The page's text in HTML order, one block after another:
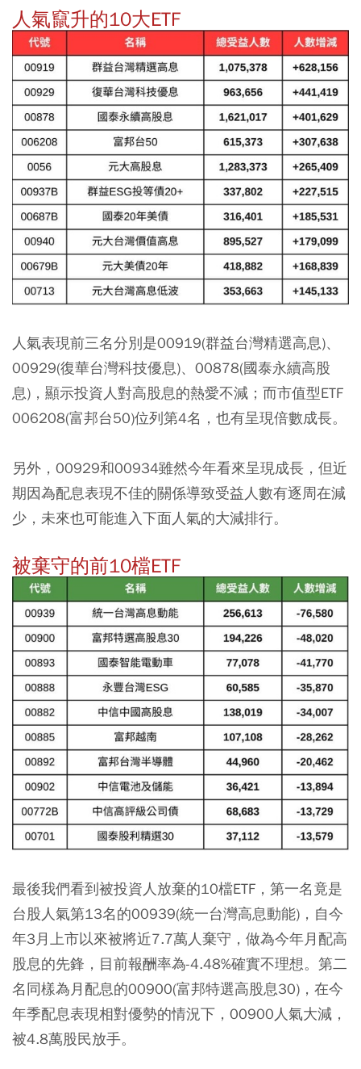
人氣竄升的10大ETF
人氣表現前三名分別是00919(群益台灣精選高息)、
00929(復華台灣科技優息)、00878(國泰永續高股
息)，顯示投資人對高股息的熱愛不減；而市值型ETF
006208(富邦台50)位列第4名，也有呈現倍數成長。
另外，00929和00934雖然今年看來呈現成長，但近
期因為配息表現不佳的關係導致受益人數有逐周在減
少，未來也可能進入下面人氣的大減排行。
被棄守的前10檔ETF
最後我們看到被投資人放棄的10檔ETF， 第一名竟是
台股人氣第13名的00939(統一台灣高息動能)，自今
年3月上市以來被將近7.7萬人棄守，做為今年月配高
股息的先鋒，目前報酬率為-4.48%確實不理想。 第二
名同樣為月配息的00900(富邦特選高股息30)，在今
年季配息表現相對優勢的情況下，00900人氣大減，
被4.8萬股民放手。